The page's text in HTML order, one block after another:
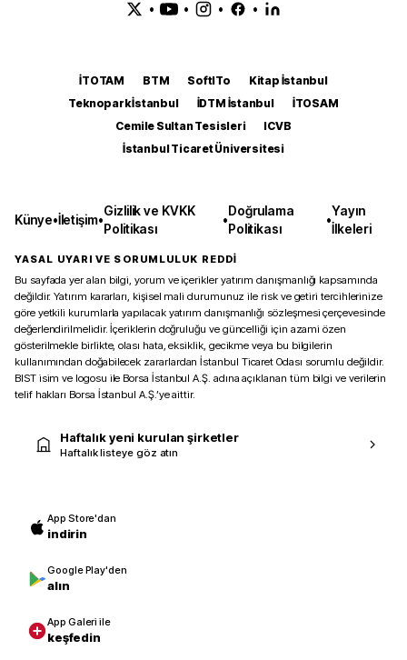
• • • •
İTOTAM BTM SoftITo
Kitap İstanbul
Teknopark İstanbul
İDTM İstanbul
İTOSAM
Cemile Sultan Tesisleri
ICVB
İstanbul Ticaret Üniversitesi
Künye•İletişim•
Gizlilik ve KVKK
Politikası
•
Doğrulama
Politikası
•
Yayın
İlkeleri
YASAL UYARI VE SORUMLULUK REDDİ
Bu sayfada yer alan bilgi, yorum ve içerikler yatırım danışmanlığı kapsamında
değildir. Yatırım kararları, kişisel mali durumunuz ile risk ve getiri tercihlerinize
göre yetkili kurumlarla yapılacak yatırım danışmanlığı sözleşmesi çerçevesinde
değerlendirilmelidir. İçeriklerin doğruluğu ve güncelliği için azami özen
gösterilmekle birlikte, olası hata, eksiklik, gecikme veya bu bilgilerin
kullanımından doğabilecek zararlardan İstanbul Ticaret Odası sorumlu değildir.
BIST isim ve logosu ile Borsa İstanbul A.Ş. adına açıklanan tüm bilgi ve verilerin
telif hakları Borsa İstanbul A.Ş.’ye aittir.
Haftalık yeni kurulan şirketler
Haftalık listeye göz atın
App Store'dan
indirin
Google Play'den
alın
App Galeri ile
keşfedin